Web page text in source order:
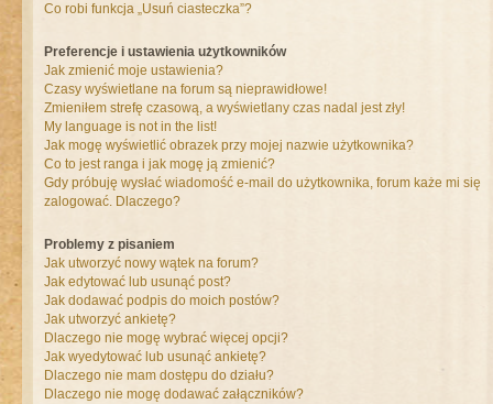
Co robi funkcja „Usuń ciasteczka”?
Preferencje i ustawienia użytkowników
Jak zmienić moje ustawienia?
Czasy wyświetlane na forum są nieprawidłowe!
Zmieniłem strefę czasową, a wyświetlany czas nadal jest zły!
My language is not in the list!
Jak mogę wyświetlić obrazek przy mojej nazwie użytkownika?
Co to jest ranga i jak mogę ją zmienić?
Gdy próbuję wysłać wiadomość e-mail do użytkownika, forum każe mi się
zalogować. Dlaczego?
Problemy z pisaniem
Jak utworzyć nowy wątek na forum?
Jak edytować lub usunąć post?
Jak dodawać podpis do moich postów?
Jak utworzyć ankietę?
Dlaczego nie mogę wybrać więcej opcji?
Jak wyedytować lub usunąć ankietę?
Dlaczego nie mam dostępu do działu?
Dlaczego nie mogę dodawać załączników?